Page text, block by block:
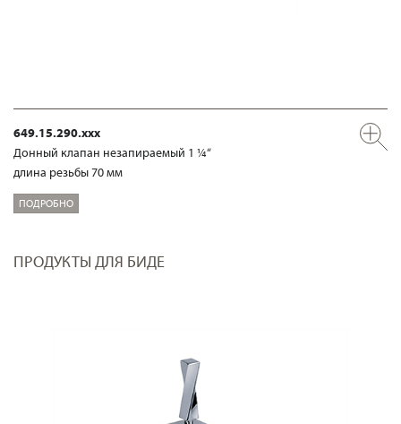
649.15.290.xxx
Донный клапан незапираемый 1 ¼“
длина резьбы 70 мм
ПОДРОБНО
ПРОДУКТЫ ДЛЯ БИДЕ